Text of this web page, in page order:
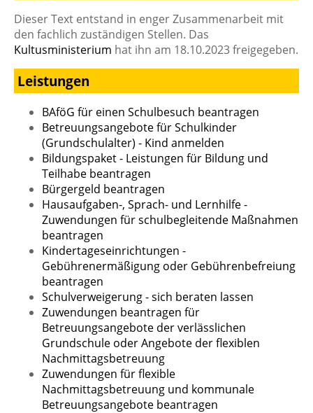
Dieser Text entstand in enger Zusammenarbeit mit
den fachlich zuständigen Stellen. Das
Kultusministerium hat ihn am 18.10.2023 freigegeben.
Leistungen
BAföG für einen Schulbesuch beantragen
Betreuungsangebote für Schulkinder
(Grundschulalter) - Kind anmelden
Bildungspaket - Leistungen für Bildung und
Teilhabe beantragen
Bürgergeld beantragen
Hausaufgaben-, Sprach- und Lernhilfe -
Zuwendungen für schulbegleitende Maßnahmen
beantragen
Kindertageseinrichtungen -
Gebührenermäßigung oder Gebührenbefreiung
beantragen
Schulverweigerung - sich beraten lassen
Zuwendungen beantragen für
Betreuungsangebote der verlässlichen
Grundschule oder Angebote der flexiblen
Nachmittagsbetreuung
Zuwendungen für flexible
Nachmittagsbetreuung und kommunale
Betreuungsangebote beantragen